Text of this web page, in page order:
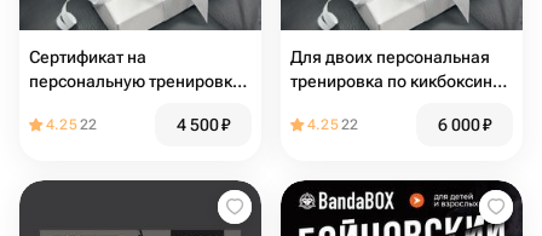
Сертификат на
персональную тренировку
тренер
4.2522 4 500₽
Для двоих персональная
тренировка по кикбоксингу.
4.2522 6 000₽